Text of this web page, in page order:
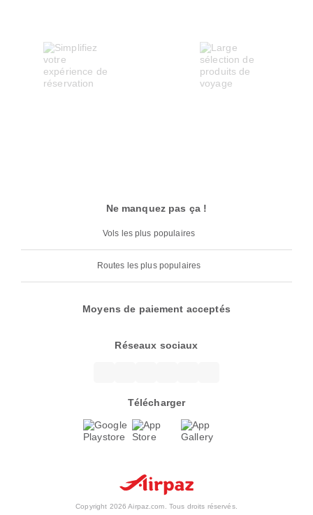
Ne manquez pas ça !
Vols les plus populaires
Routes les plus populaires
Moyens de paiement acceptés
Réseaux sociaux
Télécharger
Copyright 2026 Airpaz.com. Tous droits réservés.